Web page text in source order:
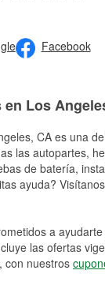
Facebook
Los
, CA es una
las autopartes,
de batería,
ayuda?
a
las ofertas
con nuestros